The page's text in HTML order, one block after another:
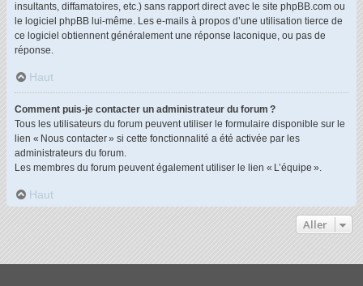
insultants, diffamatoires, etc.) sans rapport direct avec le site phpBB.com ou
le logiciel phpBB lui-même. Les e-mails à propos d’une utilisation tierce de
ce logiciel obtiennent généralement une réponse laconique, ou pas de
réponse.
Haut
Comment puis-je contacter un administrateur du forum ?
Tous les utilisateurs du forum peuvent utiliser le formulaire disponible sur le
lien « Nous contacter » si cette fonctionnalité a été activée par les
administrateurs du forum.
Les membres du forum peuvent également utiliser le lien « L’équipe ».
Haut
Aller